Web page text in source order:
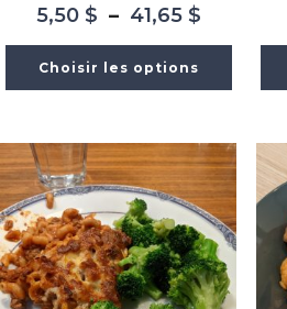
5,50 $ – 41,65 $Plage
5,50 $
Choisir les options